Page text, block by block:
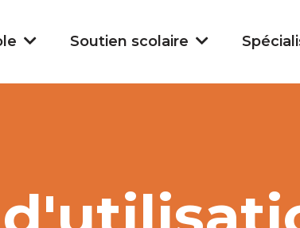
Soutien scolaire